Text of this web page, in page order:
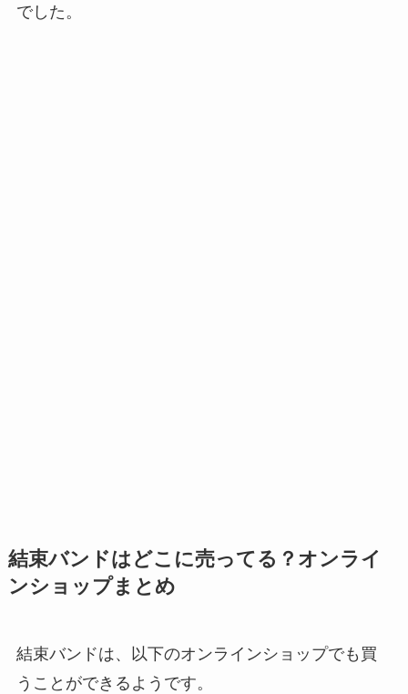
でした。
結束バンドはどこに売ってる？オンライ
ンショップまとめ
結束バンドは、以下のオンラインショップでも買
うことができるようです。